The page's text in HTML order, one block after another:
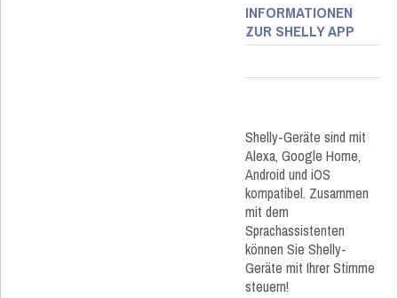
INFORMATIONEN
ZUR SHELLY APP
Shelly-Geräte sind mit
Alexa, Google Home,
Android und iOS
kompatibel. Zusammen
mit dem
Sprachassistenten
können Sie Shelly-
Geräte mit Ihrer Stimme
steuern!